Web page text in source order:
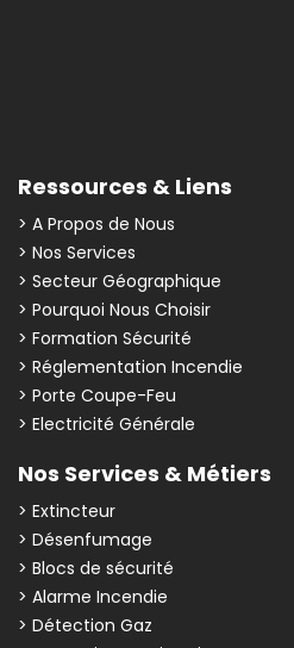
Ressources & Liens
> A Propos de Nous
> Nos Services
> Secteur Géographique
> Pourquoi Nous Choisir
> Formation Sécurité
> Réglementation Incendie
> Porte Coupe-Feu
> Electricité Générale
Nos Services & Métiers
> Extincteur
> Désenfumage
> Blocs de sécurité
> Alarme Incendie
> Détection Gaz